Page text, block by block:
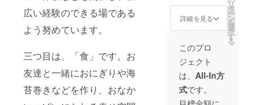
広い経験のできる場である
よう努めています。
三つ目は、「食」です。お
友達と一緒におにぎりや海
苔巻きなどを作り、おなか
らせて
いただ
きま
す！水
引のア
クセサ
リー
は、イ
ヤリン
グ、髪
留め、
詳細を見る
リ
タ
ー
ン
を
選
択
す
る
このプロ
ジェクト
は、 All-In方
式です。